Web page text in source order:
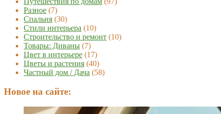
Разное (7)
Спальня (30)
Стили интерьера (10)
Строительство и ремонт (10)
Товары: Диваны (7)
Цвет в интерьере (17)
Цветы и растения (40)
Частный дом / Дача (58)
Новое на сайте: